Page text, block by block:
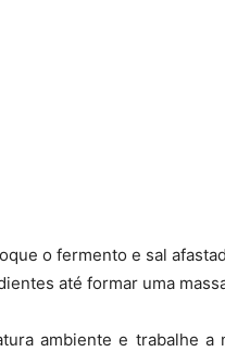
o fermento e sal
até formar uma
ambiente e trabalhe a